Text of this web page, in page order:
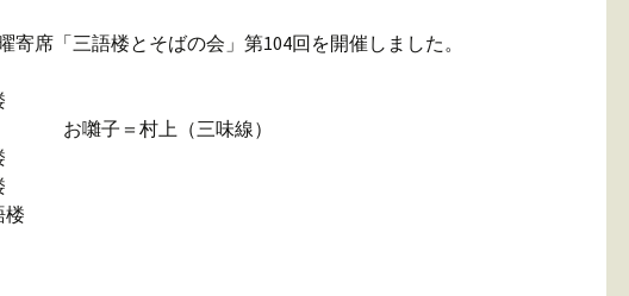
寄席「三語楼とそばの会」第104回を開催しました。
上（三味線）